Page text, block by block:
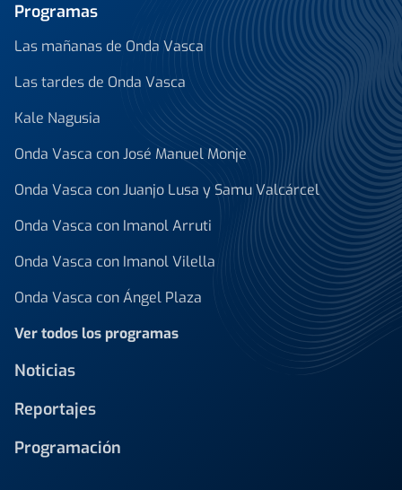
Programas
Las mañanas de Onda Vasca
Las tardes de Onda Vasca
Kale Nagusia
Onda Vasca con José Manuel Monje
Onda Vasca con Juanjo Lusa y Samu Valcárcel
Onda Vasca con Imanol Arruti
Onda Vasca con Imanol Vilella
Onda Vasca con Ángel Plaza
Ver todos los programas
Noticias
Reportajes
Programación